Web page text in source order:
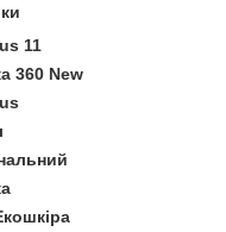
11
360 New